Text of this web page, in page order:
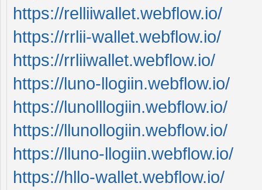
https://relliiwallet.webflow.io/
https://rrlii-wallet.webflow.io/
https://rrliiwallet.webflow.io/
https://luno-llogiin.webflow.io/
https://lunolllogiin.webflow.io/
https://llunollogiin.webflow.io/
https://lluno-llogiin.webflow.io/
https://hllo-wallet.webflow.io/